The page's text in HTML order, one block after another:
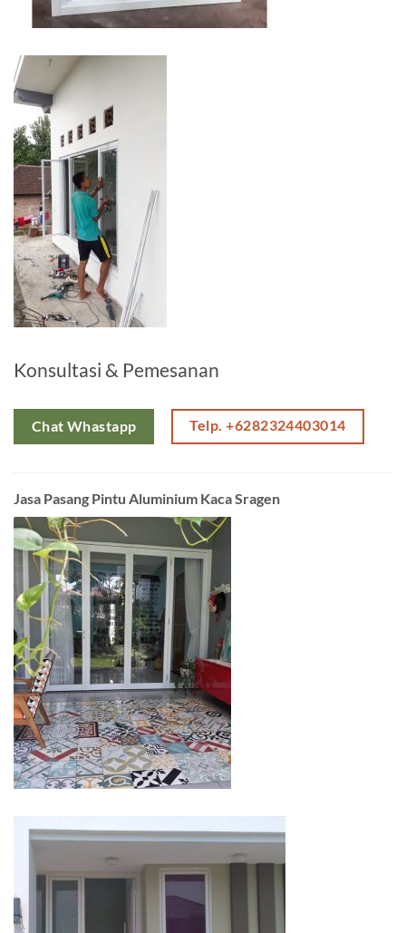
Konsultasi & Pemesanan
Chat Whastapp Telp. +6282324403014
Jasa Pasang Pintu Aluminium Kaca Sragen